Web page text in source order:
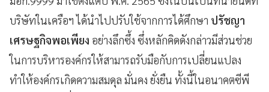
บริษัทในเครือฯ ได้นำไปปรับใช้จากการได้ศึกษา ปรัชญา
เศรษฐกิจพอเพียง อย่างลึกซึ้ง ซึ่งหลักคิดดังกล่าวมีส่วนช่วย
ในการบริหารองค์กรให้สามารถรับมือกับการเปลี่ยนแปลง
ทำให้องค์กรเกิดความสมดุล มั่นคง ยั่งยืน ทั้งนี้ในอนาคตซีพี